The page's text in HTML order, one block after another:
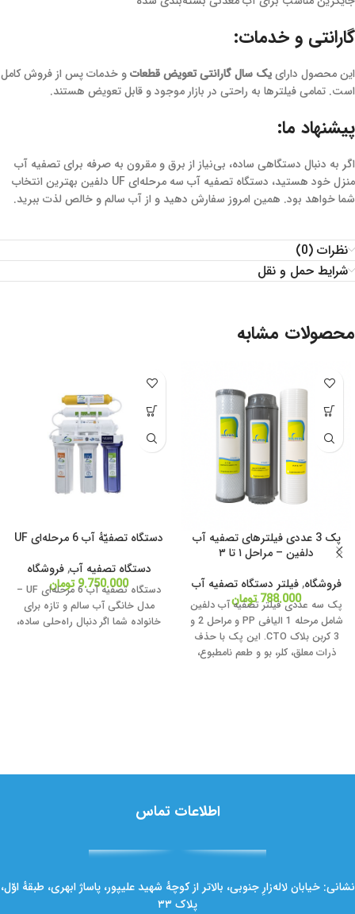
گارانتی و خدمات:
این محصول داراییک سال گارانتی تعویض قطعاتو خدمات پس از فروش کامل
است. تمامی فیلترها به راحتی در بازار موجود و قابل تعویض هستند.
پیشنهاد ما:
اگر به دنبال دستگاهی ساده، بی‌نیاز از برق و مقرون به صرفه برای تصفیه آب
منزل خود هستید، دستگاه تصفیه آب سه مرحله‌ای UF دلفین بهترین انتخاب
شما خواهد بود. همین امروز سفارش دهید و از آب سالم و خالص لذت ببرید.
نظرات (0)
شرایط حمل و نقل
محصولات مشابه
پک 3 عددی فیلترهای تصفیه آب
دلفین – مراحل ۱ تا ۳
فروشگاه,فیلتر دستگاه تصفیه آب
788.000 تومان
پک سه عددی فیلتر تصفیه آب دلفین
شامل مرحله 1 الیافی PP و مراحل 2 و
3 کربن بلاک CTO. این پک با حذف
ذرات معلق، کلر، بو و طعم نامطبوع،
دستگاه تصفیّهٔ آب 6 مرحله‌ای UF
دستگاه تصفیه آب,فروشگاه
9.750.000تومان
دستگاه تصفیه آب 6 مرحله‌ای UF –
مدل خانگی آب سالم و تازه برای
خانواده شما اگر دنبال راه‌حلی ساده،
اطلاعات تماس
نشانی: خیابان لاله‌زارِ جنوبی، بالاتر از کوچهٔ شهید علیپور، پاساژ ابهری، طبقهٔ اوّل،
پلاک ۳۳